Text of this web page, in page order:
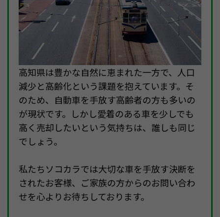
高知県は豊かな自然に恵まれた一方で、人口
減少と高齢化という課題を抱えています。そ
のため、自動車を手放す高齢者の方も多いの
が現状です。しかし愛着のある車を少しでも
高く売却したいという気持ちは、誰しも同じ
でしょう。
私たちソコカラでは大切な車を手放す決断を
されたお客様、ご家族の方からのお問い合わ
せを心よりお待ちしております。